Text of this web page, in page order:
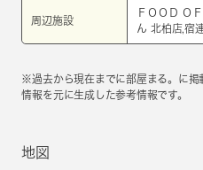
周辺施設
ＦＯＯＤ Ｏ
ん 北柏店,宿
※過去から現在までに部屋まる。に掲
情報を元に生成した参考情報です。
地図